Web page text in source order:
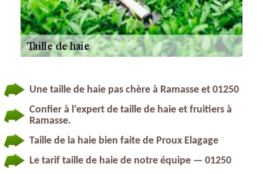
Une taille de haie pas chère à Ramasse et 01250
Confier à l’expert de taille de haie et fruitiers à
Ramasse.
Taille de la haie bien faite de Proux Elagage
Le tarif taille de haie de notre équipe — 01250